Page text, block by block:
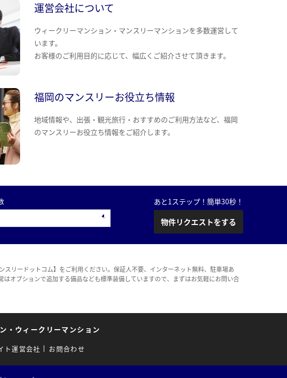
運営会社について
ウィークリーマンション・マンスリーマンションを多数運営して
います。
お客様のご利用目的に応じて、幅広くご紹介させて頂きます。
福岡のマンスリーお役立ち情報
地域情報や、出張・観光旅行・おすすめのご利用方法など、福岡
のマンスリーお役立ち情報をご紹介します。
あと1ステップ！簡単30秒！
物件リクエストをする
リードットコム】をご利用ください。保証人不要、インターネット無料、駐車場あ
オプションで追加する備品なども標準装備していますので、まずはお気軽にお問い合
・ウィークリーマンション
ト運営会社 お問合わせ